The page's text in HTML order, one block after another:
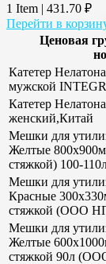
1 Item | 431.70 ₽
Перейти в
Ценовая
Катетер
мужской
Катетер
женский,Китай
Мешки для
Желтые
стяжкой) 100-
Мешки для
Красные
стяжкой (ООО
Мешки для
Желтые
стяжкой 90л